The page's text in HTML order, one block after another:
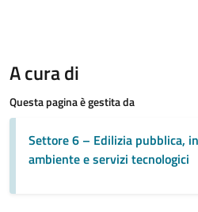
A cura di
Questa pagina è gestita da
Settore 6 – Edilizia pubblica,
ambiente e servizi tecnologici